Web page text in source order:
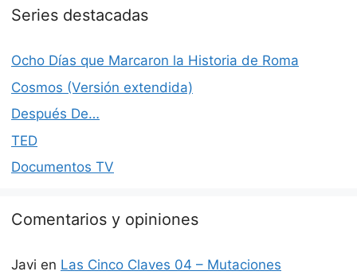
Series destacadas
Ocho Días que Marcaron la Historia de Roma
Cosmos (Versión extendida)
Después De…
TED
Documentos TV
Comentarios y opiniones
Javi en Las Cinco Claves 04 – Mutaciones